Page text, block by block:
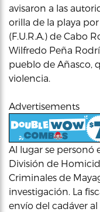
avisaron a las
orilla de la playa
(F.U.R.A.) de Cabo
Wilfredo Peña
pueblo de Añasco,
violencia.
Advertisements
Al lugar se personó
División de
Criminales de
investigación. La
envío del cadáver